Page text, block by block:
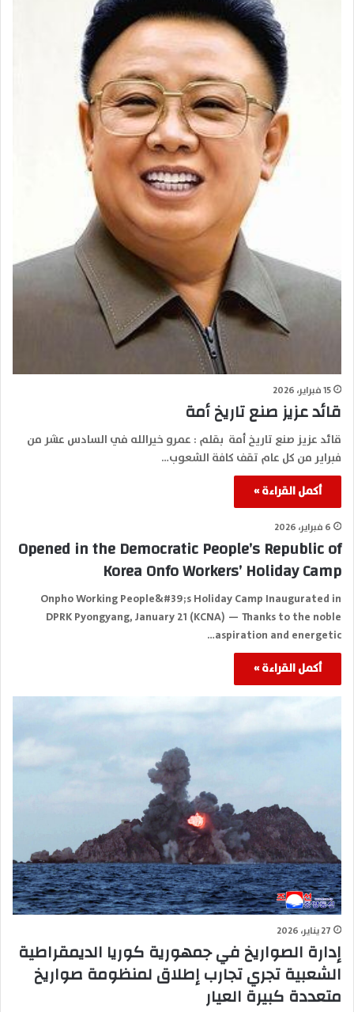
15 فبراير، 2026
قائد عزيز صنع تاريخ أمة
قائد عزيز صنع تاريخ أمة بقلم : عمرو خيرالله في السادس عشر من
فبراير من كل عام تقف كافة الشعوب…
أكمل القراءة »
6 فبراير، 2026
Opened in the Democratic People’s Republic of
Korea Onfo Workers’ Holiday Camp
Onpho Working People&#39;s Holiday Camp Inaugurated in
DPRK Pyongyang, January 21 (KCNA) — Thanks to the noble
aspiration and energetic…
أكمل القراءة »
27 يناير، 2026
إدارة الصواريخ في جمهورية كوريا الديمقراطية
الشعبية تجري تجارب إطلاق لمنظومة صواريخ
متعددة كبيرة العيار